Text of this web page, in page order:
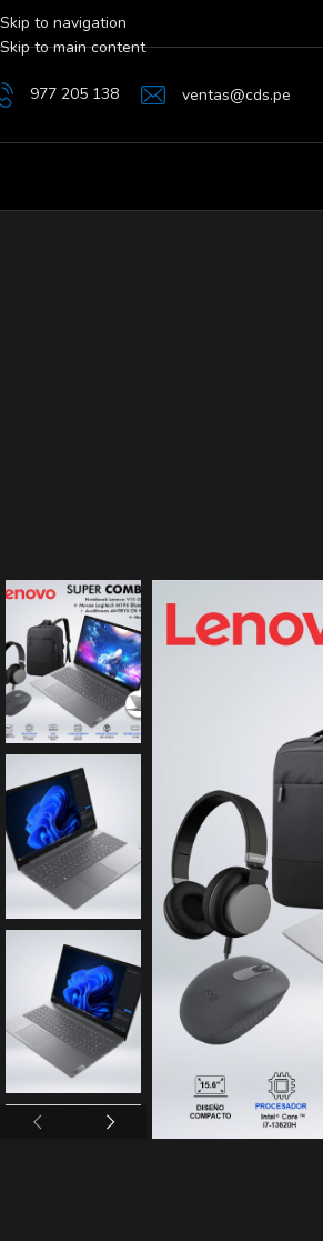
Skip to navigation
Skip to main content
977 205 138 ventas@cds.pe